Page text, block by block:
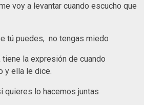
voy a levantar cuando escucho que
tú puedes, no tengas miedo
tiene la expresión de cuando
y ella le dice.
quieres lo hacemos juntas